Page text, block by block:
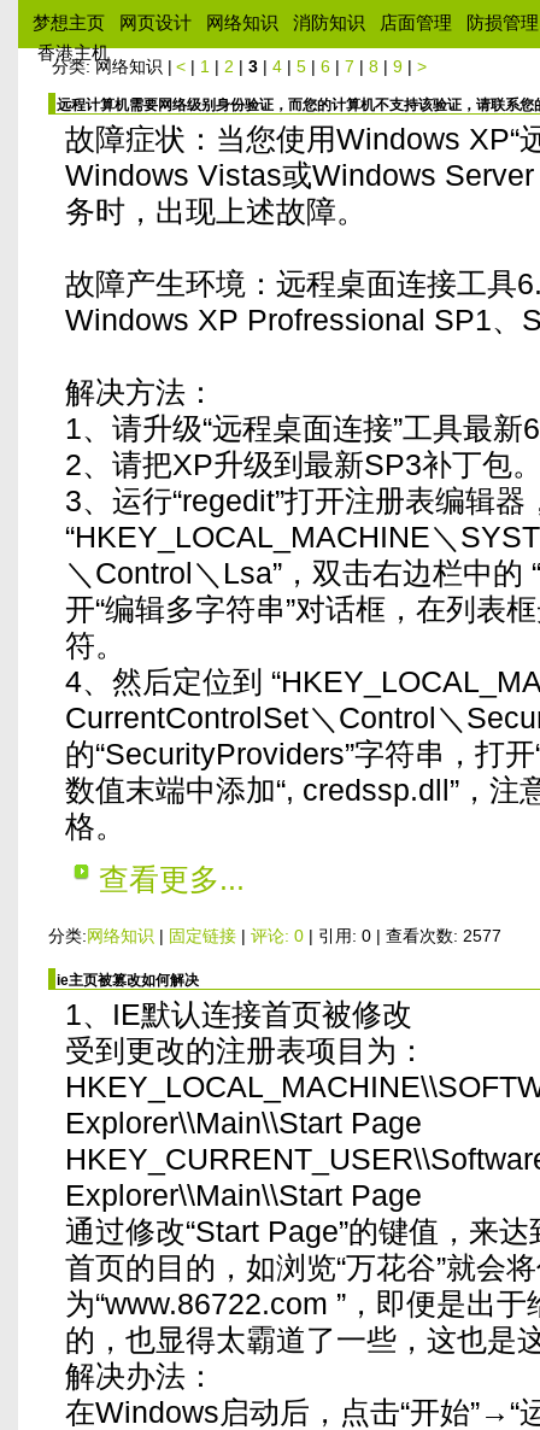
梦想主页 网页设计 网络知识 消防知识 店面管理
防损管理
香港主机
分类: 网络知识 | <| 1 | 2 | 3| 4| 5| 6| 7 | 8| 9| >
远程计算机需要网络级别身份验证，而您的计算机不支持该验证，请联系您
故障症状：当您使用Windows XP“
Windows Vistas或Windows
务时，出现上述故障。
故障产生环境：远程桌面连接工具
Windows XP Profressional SP1、
解决方法：
1、请升级“远程桌面连接”工具最新
2、请把XP升级到最新SP3补丁包
3、运行“regedit”打开注册表编辑器
“HKEY_LOCAL_MACHINE＼
＼Control＼Lsa”，双击右边栏中的
开“编辑多字符串”对话框，在列表
符。
4、然后定位到
CurrentControlSet＼Control＼
的“SecurityProviders”字符串，打
数值末端中添加“, credssp.dll”，注
格。
查看更多...
分类:网络知识 | 固定链接| 评论: 0| 引用: 0 | 查看次数: 2577
ie主页被篡改如何解决
1、IE默认连接首页被修改
受到更改的注册表项目为：
Explorer\\Main\\Start Page
Explorer\\Main\\Start Page
通过修改“Start Page”的键值，来
首页的目的，如浏览“万花谷”就会
为“www.86722.com ”，即便是出
的，也显得太霸道了一些，这也是
解决办法：
在Windows启动后，点击“开始”→“